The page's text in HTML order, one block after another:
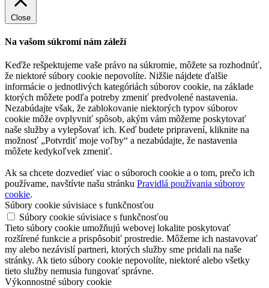
Close
Na vašom súkromí nám záleží
Keďže rešpektujeme vaše právo na súkromie, môžete sa rozhodnúť,
že niektoré súbory cookie nepovolíte. Nižšie nájdete ďalšie
informácie o jednotlivých kategóriách súborov cookie, na základe
ktorých môžete podľa potreby zmeniť predvolené nastavenia.
Nezabúdajte však, že zablokovanie niektorých typov súborov
cookie môže ovplyvniť spôsob, akým vám môžeme poskytovať
naše služby a vylepšovať ich. Keď budete pripravení, kliknite na
možnosť „Potvrdiť moje voľby“ a nezabúdajte, že nastavenia
môžete kedykoľvek zmeniť.
Ak sa chcete dozvedieť viac o súboroch cookie a o tom, prečo ich
používame, navštívte našu stránku Pravidlá používania súborov
cookie.
Súbory cookie súvisiace s funkčnosťou
Súbory cookie súvisiace s funkčnosťou
Tieto súbory cookie umožňujú webovej lokalite poskytovať
rozšírené funkcie a prispôsobiť prostredie. Môžeme ich nastavovať
my alebo nezávislí partneri, ktorých služby sme pridali na naše
stránky. Ak tieto súbory cookie nepovolíte, niektoré alebo všetky
tieto služby nemusia fungovať správne.
Výkonnostné súbory cookie